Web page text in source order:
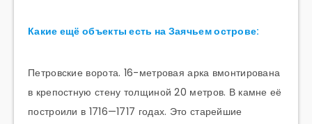
Какие ещё объекты есть на Заячьем острове:
Петровские ворота. 16-метровая арка вмонтирована
в крепостную стену толщиной 20 метров. В камне её
построили в 1716—1717 годах. Это старейшие